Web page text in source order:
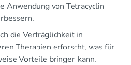
Anwendung von Tetracyclin
die Verträglichkeit in
Therapien erforscht, was für
Vorteile bringen kann.